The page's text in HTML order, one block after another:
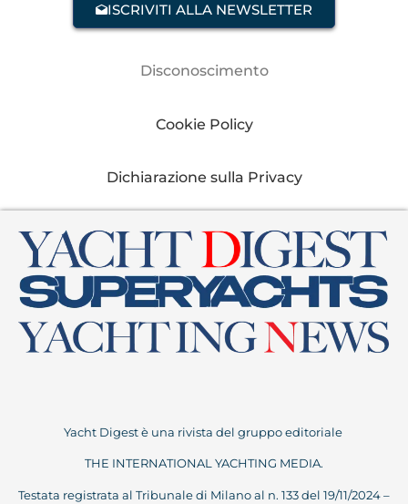
ISCRIVITI ALLA NEWSLETTER
Disconoscimento
Cookie Policy
Dichiarazione sulla Privacy
Yacht Digest è una rivista del gruppo editoriale
THE INTERNATIONAL YACHTING MEDIA.
Testata registrata al Tribunale di Milano al n. 133 del 19/11/2024 –